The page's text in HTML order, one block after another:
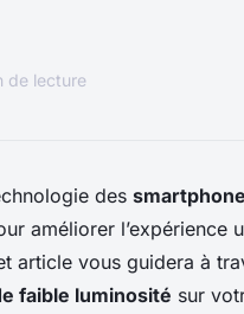
de lecture
des
améliorer l’expérience
article vous guidera à
faible luminosité sur